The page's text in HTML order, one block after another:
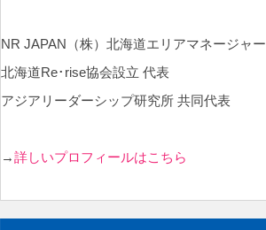
NR JAPAN（株）北海道エリアマネージャー
北海道Re･rise協会設立 代表
アジアリーダーシップ研究所 共同代表
→詳しいプロフィールはこちら